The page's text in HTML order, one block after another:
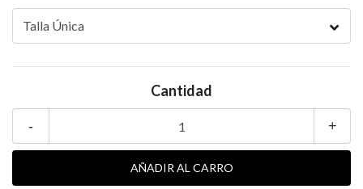
Cantidad
+
-